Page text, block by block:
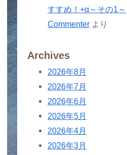
すすめ！+α～その1～
Commenter より
Archives
2026年8月
2026年7月
2026年6月
2026年5月
2026年4月
2026年3月